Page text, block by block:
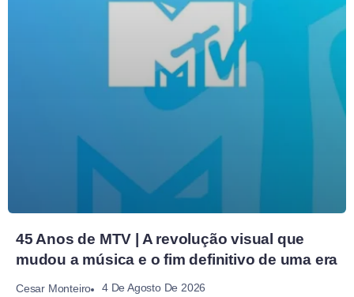
45 Anos de MTV | A revolução visual que
mudou a música e o fim definitivo de uma era
Cesar Monteiro 4 De Agosto De 2026